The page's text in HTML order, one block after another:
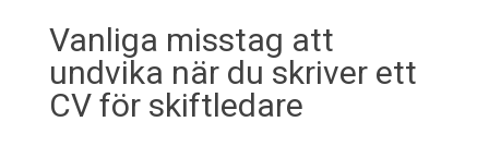
Vanliga misstag att
undvika när du skriver ett
CV för skiftledare